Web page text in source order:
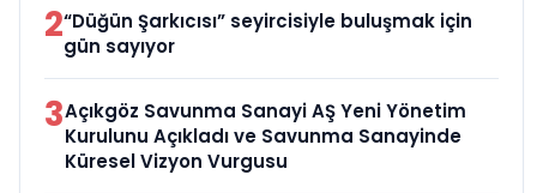
2“Düğün Şarkıcısı” seyircisiyle buluşmak için
gün sayıyor
3Açıkgöz Savunma Sanayi AŞ Yeni Yönetim
Kurulunu Açıkladı ve Savunma Sanayinde
Küresel Vizyon Vurgusu